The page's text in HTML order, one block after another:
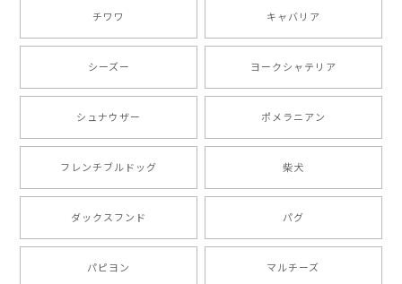
【 自然に囲まれた ダックスフンド 】 キャニスター 保存容器 お家用 プレゼント 犬 ペット うちの子 犬グッズ
【 ボーダーコリー 水彩画風 毛色4色 】 手帳 スマホケース 犬 うちの子 iPhone & Android
ったです。 ご連絡が取りづらい点だけ少し不安になり
ましたが、商品の素敵さでチャラです。 本当に可愛
い。ありがとうございます。
チワワ キャバリア
シーズー ヨークシャテリア
シュナウザー ポメラニアン
フレンチブルドッグ 柴犬
ダックスフンド パグ
パピヨン マルチーズ